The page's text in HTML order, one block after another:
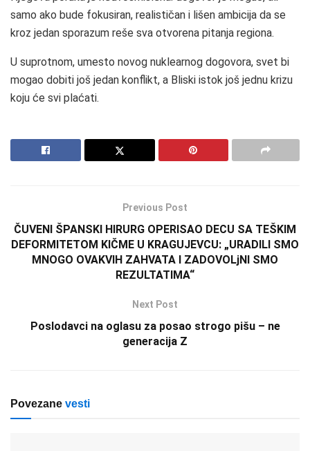
samo ako bude fokusiran, realističan i lišen ambicija da se
kroz jedan sporazum reše sva otvorena pitanja regiona.
U suprotnom, umesto novog nuklearnog dogovora, svet bi
mogao dobiti još jedan konflikt, a Bliski istok još jednu krizu
koju će svi plaćati.
Previous Post
ČUVENI ŠPANSKI HIRURG OPERISAO DECU SA TEŠKIM
DEFORMITETOM KIČME U KRAGUJEVCU: „URADILI SMO
MNOGO OVAKVIH ZAHVATA I ZADOVOLjNI SMO
REZULTATIMA“
Next Post
Poslodavci na oglasu za posao strogo pišu – ne
generacija Z
Povezane vesti